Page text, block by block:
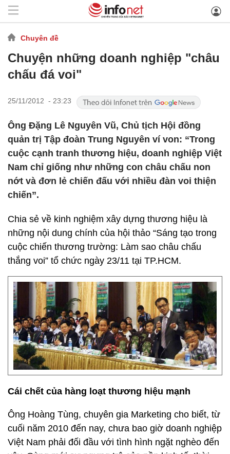
Chuyên đề
Chuyện những doanh nghiệp "châu
chấu đá voi"
25/11/2012 - 23:23
Ông Đặng Lê Nguyên Vũ, Chủ tịch Hội đồng
quản trị Tập đoàn Trung Nguyên ví von: “Trong
cuộc cạnh tranh thương hiệu, doanh nghiệp Việt
Nam chỉ giống như những con châu chấu non
nớt và đơn lẻ chiến đấu với nhiều đàn voi thiện
chiến”.
Chia sẻ về kinh nghiệm xây dựng thương hiệu là
những nội dung chính của hội thảo “Sáng tạo trong
cuộc chiến thương trường: Làm sao châu chấu
thắng voi” tổ chức ngày 23/11 tại TP.HCM.
Cái chết của hàng loạt thương hiệu mạnh
Ông Hoàng Tùng, chuyên gia Marketing cho biết, từ
cuối năm 2010 đến nay, chưa bao giờ doanh nghiệp
Việt Nam phải đối đầu với tình hình ngặt nghèo đến